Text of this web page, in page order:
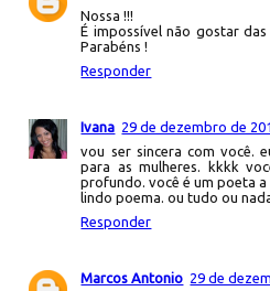
Nossa !!!
É impossível não gostar
Parabéns !
Responder
Ivana 29 de dezembro de
vou ser sincera com você.
para as mulheres. kkkk
profundo. você é um poeta
lindo poema. ou tudo ou
Responder
Marcos Antonio 29 de